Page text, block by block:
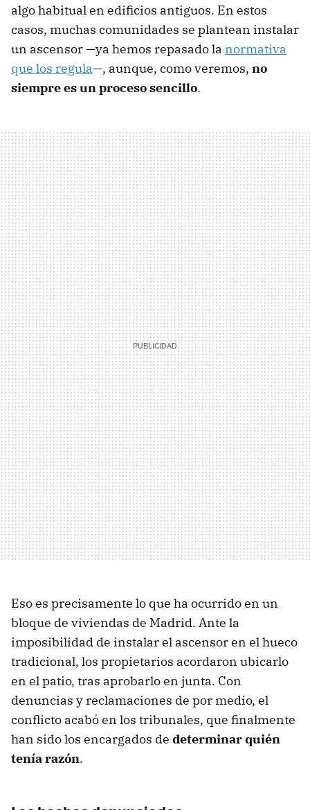
algo habitual en edificios antiguos. En estos
casos, muchas comunidades se plantean instalar
un ascensor —ya hemos repasado la normativa
que los regula—, aunque, como veremos, no
siempre es un proceso sencillo.
Eso es precisamente lo que ha ocurrido en un
bloque de viviendas de Madrid. Ante la
imposibilidad de instalar el ascensor en el hueco
tradicional, los propietarios acordaron ubicarlo
en el patio, tras aprobarlo en junta. Con
denuncias y reclamaciones de por medio, el
conflicto acabó en los tribunales, que finalmente
han sido los encargados de determinar quién
tenía razón.